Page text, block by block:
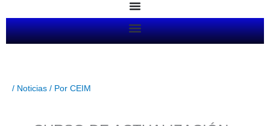
contenido
/ Noticias / Por CEIM